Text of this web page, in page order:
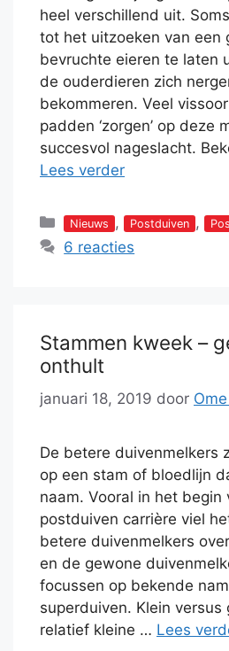
heel verschillend uit.
tot het uitzoeken van een
bevruchte eieren te laten
de ouderdieren zich
bekommeren. Veel
padden ‘zorgen’ op deze
succesvol nageslacht.
Lees verder
Categorieën
Nieuws , Postduiven ,
6 reacties
Stammen kweek –
onthult
januari 18, 2019 door
De betere duivenmelkers
op een stam of bloedlijn
naam. Vooral in het begin
postduiven carrière viel
betere duivenmelkers
en de gewone
focussen op bekende
superduiven. Klein versus
relatief kleine … Lees